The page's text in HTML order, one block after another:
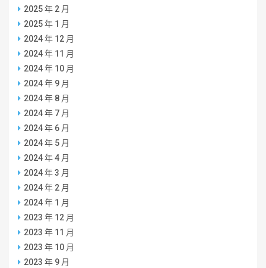
2025 年 2 月
2025 年 1 月
2024 年 12 月
2024 年 11 月
2024 年 10 月
2024 年 9 月
2024 年 8 月
2024 年 7 月
2024 年 6 月
2024 年 5 月
2024 年 4 月
2024 年 3 月
2024 年 2 月
2024 年 1 月
2023 年 12 月
2023 年 11 月
2023 年 10 月
2023 年 9 月